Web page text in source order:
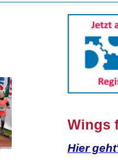
Wings
Hier